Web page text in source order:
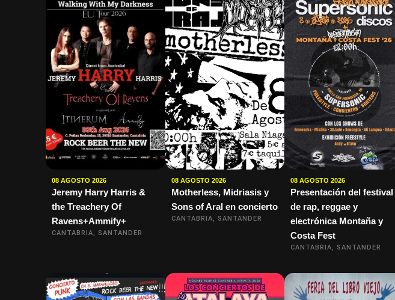
08 AGOSTO 2026
Jeremy Harry Harris &
the Treachery Of
Ravens+Ammify+
CANTABRIA, SANTANDER
08 AGOSTO 2026
Motherless, Midriasis y
Sons of Aral en concierto
CANTABRIA, SANTANDER
08 AGOSTO 2026
Presentación del festival
de rap, reggae y
electrónica Montaña y
Costa Fest
CANTABRIA, SANTANDER